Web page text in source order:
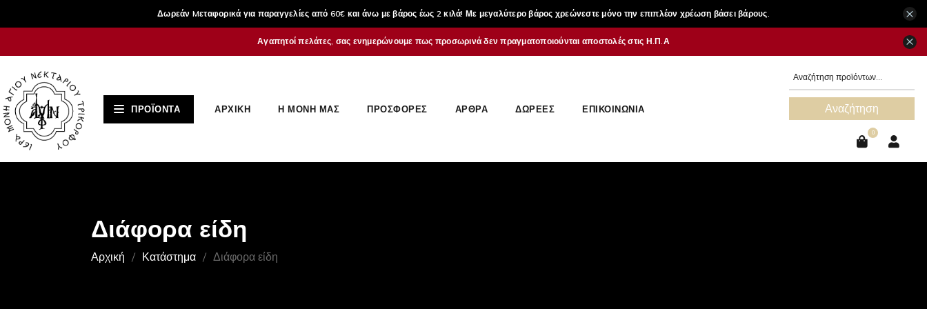
Δωρεάν Mεταφορικά για παραγγελίες από 60€ και άνω με βάρος έως 2 κιλά! Με μεγαλύτερο βάρος χρεώνεστε μόνο την επιπλέον χρέωση βάσει βάρους. ×
Αγαπητοί πελάτες, σας ενημερώνουμε πως προσωρινά δεν πραγματοποιούνται αποστολές στις Η.Π.Α ×
ΠΡΟΪΟΝΤΑ ΑΡΧΙΚΗ Η ΜΟΝΗ ΜΑΣ ΠΡΟΣΦΟΡΕΣ ΆΡΘΡΑ ΔΩΡΕΈΣ ΕΠΙΚΟΙΝΩΝΊΑ Αναζήτηση
0
Διάφορα είδη
Αρχική Κατάστημα Διάφορα είδη